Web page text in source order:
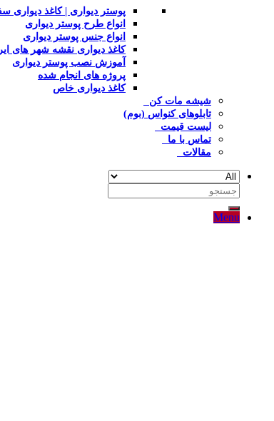
پوستر دیواری | کاغذ دیواری
انواع طرح پوستر دیواری
انواع جنس پوستر دیواری
کاغذ دیواری نقشه شهر های
آموزش نصب پوستر دیواری
پروژه های انجام شده
کاغذ دیواری خاص
شیشه مات کن
تابلوهای کنواس (بوم)
لیست قیمت
تماس با ما
مقالات
جستجو
Menu